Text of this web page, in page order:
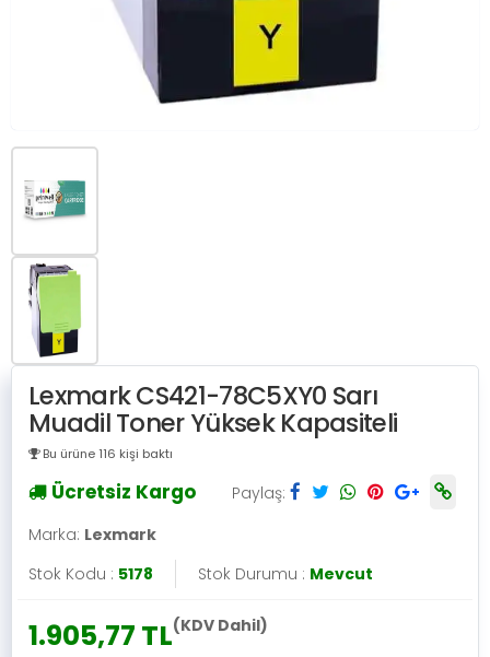
Lexmark CS421-78C5XY0 Sarı
Muadil Toner Yüksek Kapasiteli
Bu ürüne 116 kişi baktı
Ücretsiz Kargo
Paylaş:
Marka: Lexmark
Stok Kodu : 5178 Stok Durumu : Mevcut
1.905,77 TL(KDV Dahil)